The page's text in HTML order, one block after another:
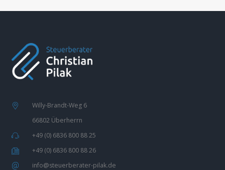
Willy-Brandt-Weg 6
66802 Überherrn
+49 (0) 6836 800 88 25
+49 (0) 6836 800 88 26
info@steuerberater-pilak.de